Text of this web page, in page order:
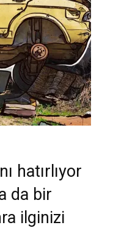
hatırlıyor
da bir
ilginizi